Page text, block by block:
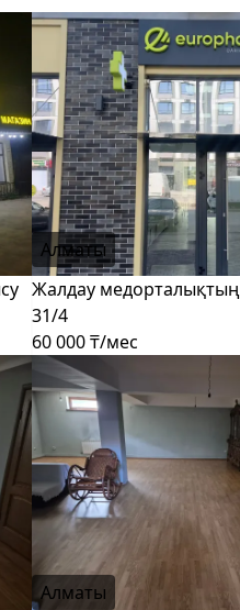
Алматы
Жалдау
31/4
60 000 ₸/мес
Алматы